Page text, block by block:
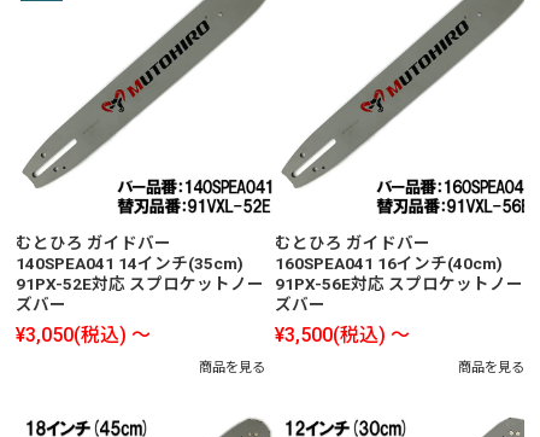
むとひろ ガイドバー
140SPEA041 14インチ(35cm)
91PX-52E対応 スプロケットノー
ズバー
¥3,050(税込) ～
商品を見る
むとひろ ガイドバー
160SPEA041 16インチ(40cm)
91PX-56E対応 スプロケットノー
ズバー
¥3,500(税込) ～
商品を見る